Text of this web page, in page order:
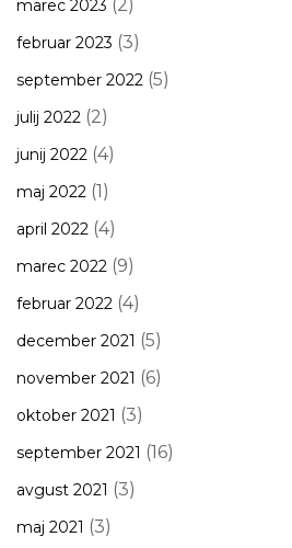
marec 2023 (2)
februar 2023 (3)
september 2022 (5)
julij 2022 (2)
junij 2022 (4)
maj 2022 (1)
april 2022 (4)
marec 2022 (9)
februar 2022 (4)
december 2021 (5)
november 2021 (6)
oktober 2021 (3)
september 2021 (16)
avgust 2021 (3)
maj 2021 (3)